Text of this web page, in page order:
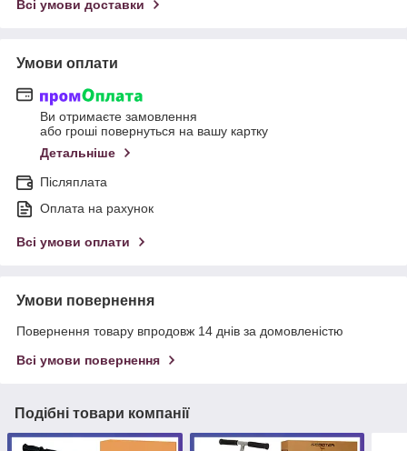
Всі умови доставки
Умови оплати
Ви отримаєте замовлення
або гроші повернуться на вашу картку
Детальніше
Післяплата
Оплата на рахунок
Всі умови оплати
Умови повернення
Повернення товару впродовж 14 днів за домовленістю
Всі умови повернення
Подібні товари компанії